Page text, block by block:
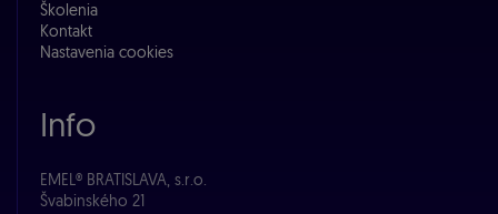
Školenia
Kontakt
Nastavenia cookies
Info
EMEL® BRATISLAVA, s.r.o.
Švabinského 21